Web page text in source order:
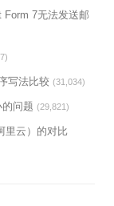
Form 7无法发送邮
写法比较 (31,034)
问题 (29,821)
里云）的对比